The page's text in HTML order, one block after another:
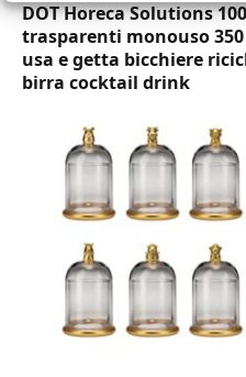
DOT Horeca Solutions
trasparenti monouso
usa e getta bicchiere
birra cocktail drink